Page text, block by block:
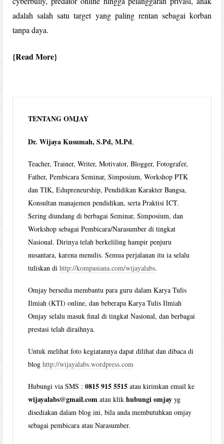
adalah salah satu target yang paling rentan sebagai korban
tanpa daya.
Read More
TENTANG OMJAY
Dr. Wijaya Kusumah, S.Pd, M.Pd,
Teacher, Trainer, Writer, Motivator, Blogger, Fotografer,
Father, Pembicara Seminar, Simposium, Workshop PTK
dan TIK, Edupreneurship, Pendidikan Karakter Bangsa,
Konsultan manajemen pendidikan, serta Praktisi ICT.
Sering diundang di berbagai Seminar, Simposium, dan
Workshop sebagai Pembicara/Narasumber di tingkat
Nasional. Dirinya telah berkeliling hampir penjuru
nusantara, karena menulis. Semua perjalanan itu ia selalu
tuliskan dihttp://kompasiana.com/wijayalabs.
Omjay bersedia membantu para guru dalam Karya Tulis
Ilmiah (KTI) online, dan beberapa Karya Tulis Ilmiah
Omjay selalu masuk final di tingkat Nasional, dan berbagai
prestasi telah diraihnya.
Untuk melihat foto kegiatannya dapat dilihat dan dibaca di
bloghttp://wijayalabs.wordpress.com
Hubungi via SMS :0815 915 5515 atau kirimkan email ke
wijayalabs@gmail.com atau klikhubungi omjay yg
disediakan dalam blog ini, bila anda membutuhkan omjay
sebagai pembicara atau Narasumber.